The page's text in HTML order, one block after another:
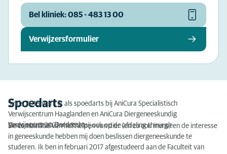
Bel kliniek: 085 - 483 13 00
Verwijzersformulier
Spoedarts
Sinds 2018 werk ik als spoedarts bij AniCura Specialistisch
Verwijscentrum Haaglanden en AniCura Diergeneeskundig
Verwijscentrum Dordrecht.
Sinds maart 2021 vindt u mij ook op de afdeling chirurgie.
De combinatie van het helpen van dier (en zo ook mens) en de interesse
in geneeskunde hebben mij doen beslissen diergeneeskunde te
studeren. Ik ben in februari 2017 afgestudeerd aan de Faculteit van